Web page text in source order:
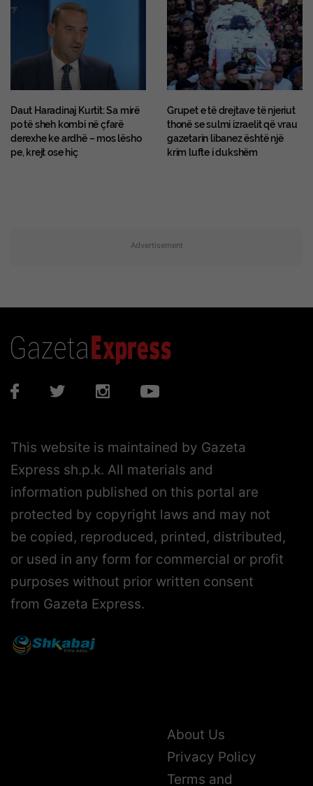
Daut Haradinaj Kurtit: Sa mirë
po të sheh kombi në çfarë
derexhe ke ardhë – mos lësho
pe, krejt ose hiç
Grupet e të drejtave të njeriut
thonë se sulmi izraelit që vrau
gazetarin libanez është një
krim lufte i dukshëm
Advertisement
This website is maintained by Gazeta
Express sh.p.k. All materials and
information published on this portal are
protected by copyright laws and may not
be copied, reproduced, printed, distributed,
or used in any form for commercial or profit
purposes without prior written consent
from Gazeta Express.
About Us
Privacy Policy
Terms and